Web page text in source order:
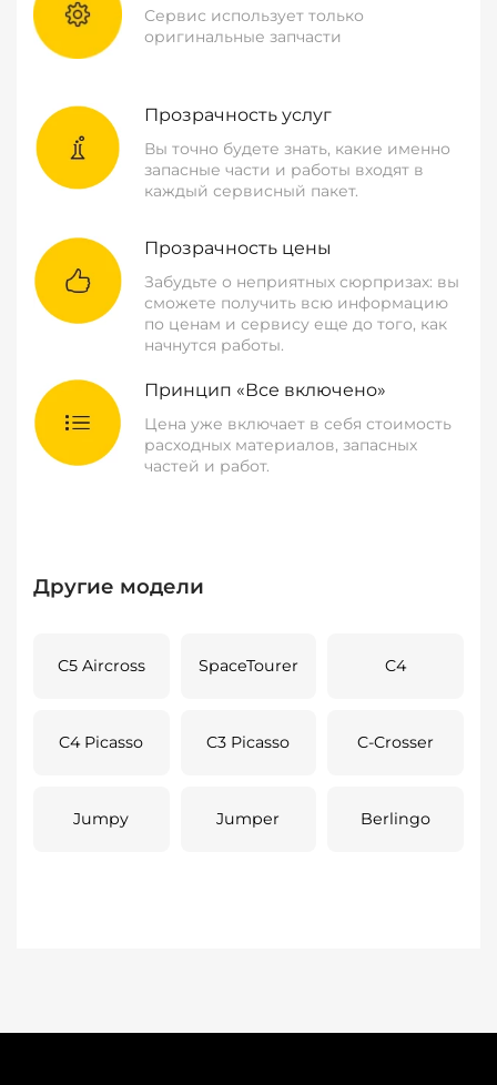
Сервис использует только
оригинальные запчасти
Прозрачность услуг
Вы точно будете знать, какие именно
запасные части и работы входят в
каждый сервисный пакет.
Прозрачность цены
Забудьте о неприятных сюрпризах: вы
сможете получить всю информацию
по ценам и сервису еще до того, как
начнутся работы.
Принцип «Все включено»
Цена уже включает в себя стоимость
расходных материалов, запасных
частей и работ.
Другие модели
C5 Aircross SpaceTourer C4
C4 Picasso C3 Picasso C-Crosser
Jumpy Jumper Berlingo